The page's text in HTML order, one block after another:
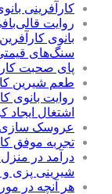
کارآفرینی
روایت
بانوی
سنگ‌های
پای صحبت
طعم شیرین
اشتغال ایجاد
عروسک سازی و
تجربه موفق
درآمد در
شیرینی پزی
هر آنچه در